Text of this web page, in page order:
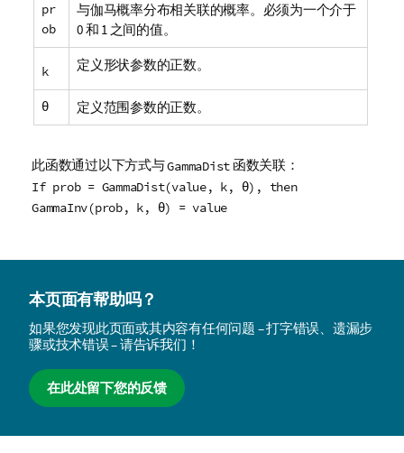
pr
ob
与伽马概率分布相关联的概率。必须为一个介于
0 和 1 之间的值。
k 定义形状参数的正数。
θ 定义范围参数的正数。
此函数通过以下方式与GammaDist 函数关联：
If prob = GammaDist(value, k, θ), then
GammaInv(prob, k, θ) = value
本页面有帮助吗？
如果您发现此页面或其内容有任何问题 – 打字错误、遗漏步
骤或技术错误 – 请告诉我们！
在此处留下您的反馈